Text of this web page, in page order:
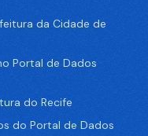
da Cidade de
Portal de Dados
do Recife
do Portal de Dados